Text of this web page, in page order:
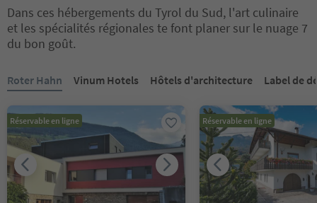
Dans ces hébergements du Tyrol du Sud, l'art culinaire
et les spécialités régionales te font planer sur le nuage 7
du bon goût.
Roter Hahn Vinum Hotels Hôtels d'architecture Label de
Réservable en ligne Réservable en ligne